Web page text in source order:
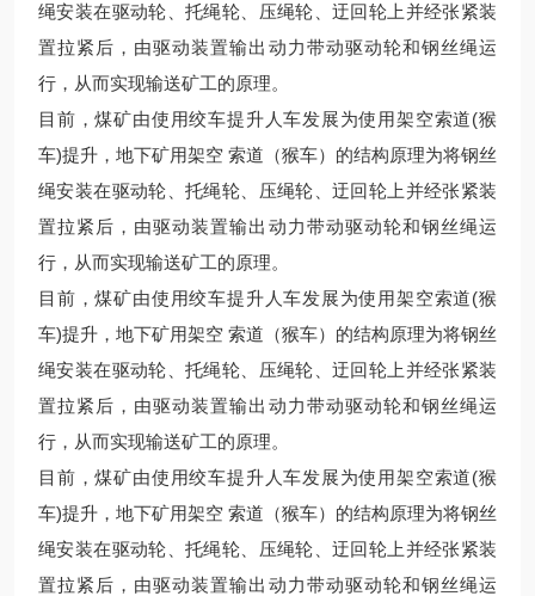
绳安装在驱动轮、托绳轮、压绳轮、迂回轮上并经张紧装
置拉紧后，由驱动装置输出动力带动驱动轮和钢丝绳运
行，从而实现输送矿工的原理。
目前，煤矿由使用绞车提升人车发展为使用架空索道(猴
车)提升，地下矿用架空 索道（猴车）的结构原理为将钢丝
绳安装在驱动轮、托绳轮、压绳轮、迂回轮上并经张紧装
置拉紧后，由驱动装置输出动力带动驱动轮和钢丝绳运
行，从而实现输送矿工的原理。
目前，煤矿由使用绞车提升人车发展为使用架空索道(猴
车)提升，地下矿用架空 索道（猴车）的结构原理为将钢丝
绳安装在驱动轮、托绳轮、压绳轮、迂回轮上并经张紧装
置拉紧后，由驱动装置输出动力带动驱动轮和钢丝绳运
行，从而实现输送矿工的原理。
目前，煤矿由使用绞车提升人车发展为使用架空索道(猴
车)提升，地下矿用架空 索道（猴车）的结构原理为将钢丝
绳安装在驱动轮、托绳轮、压绳轮、迂回轮上并经张紧装
置拉紧后，由驱动装置输出动力带动驱动轮和钢丝绳运